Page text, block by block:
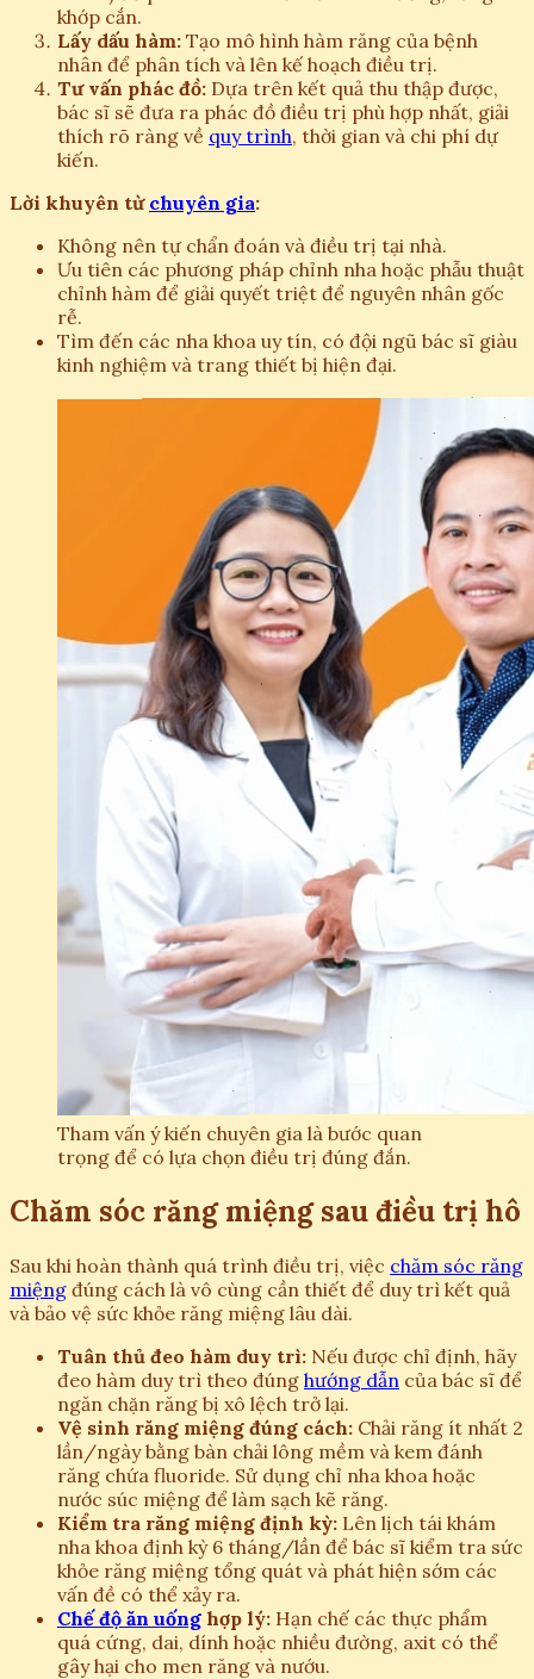
khớp cắn.
Lấy dấu hàm: Tạo mô hình hàm răng của bệnh
nhân để phân tích và lên kế hoạch điều trị.
Tư vấn phác đồ: Dựa trên kết quả thu thập được,
bác sĩ sẽ đưa ra phác đồ điều trị phù hợp nhất, giải
thích rõ ràng về quy trình, thời gian và chi phí dự
kiến.
Lời khuyên từ chuyên gia:
Không nên tự chẩn đoán và điều trị tại nhà.
Ưu tiên các phương pháp chỉnh nha hoặc phẫu thuật
chỉnh hàm để giải quyết triệt để nguyên nhân gốc
rễ.
Tìm đến các nha khoa uy tín, có đội ngũ bác sĩ giàu
kinh nghiệm và trang thiết bị hiện đại.
Tham vấn ý kiến chuyên gia là bước quan
trọng để có lựa chọn điều trị đúng đắn.
Chăm sóc răng miệng sau điều trị hô
Sau khi hoàn thành quá trình điều trị, việc chăm sóc răng
miệng đúng cách là vô cùng cần thiết để duy trì kết quả
và bảo vệ sức khỏe răng miệng lâu dài.
Tuân thủ đeo hàm duy trì: Nếu được chỉ định, hãy
đeo hàm duy trì theo đúng hướng dẫn của bác sĩ để
ngăn chặn răng bị xô lệch trở lại.
Vệ sinh răng miệng đúng cách: Chải răng ít nhất 2
lần/ngày bằng bàn chải lông mềm và kem đánh
răng chứa fluoride. Sử dụng chỉ nha khoa hoặc
nước súc miệng để làm sạch kẽ răng.
Kiểm tra răng miệng định kỳ: Lên lịch tái khám
nha khoa định kỳ 6 tháng/lần để bác sĩ kiểm tra sức
khỏe răng miệng tổng quát và phát hiện sớm các
vấn đề có thể xảy ra.
Chế độ ăn uống hợp lý: Hạn chế các thực phẩm
quá cứng, dai, dính hoặc nhiều đường, axit có thể
gây hại cho men răng và nướu.